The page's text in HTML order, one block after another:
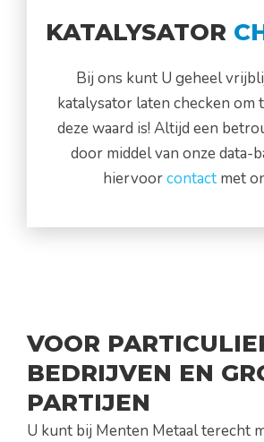
KATALYSATOR
Bij ons kunt U geheel
katalysator laten checken om
deze waard is! Altijd een
door middel van onze data-
hiervoorcontactmet
VOOR
BEDRIJVEN EN
PARTIJEN
U kunt bij Menten Metaal terecht